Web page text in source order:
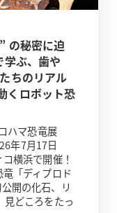
の秘密に迫
ぶ、歯や
ちのリアル
くロボット恐
ハマ恐竜展
年7月17日
横浜で開催！
「ディプロド
開の化石、リ
見どころをたっ